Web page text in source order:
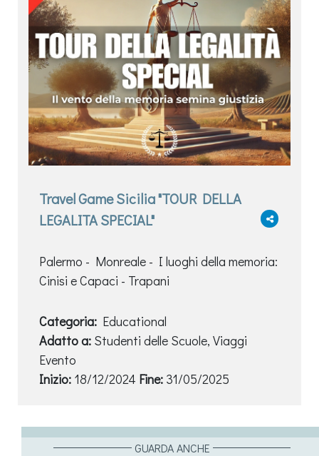
Travel Game Sicilia "TOUR DELLA
LEGALITA SPECIAL"
Palermo - Monreale - I luoghi della memoria:
Cinisi e Capaci - Trapani
Categoria: Educational
Adatto a: Studenti delle Scuole, Viaggi
Evento
Inizio: 18/12/2024 Fine: 31/05/2025
GUARDA ANCHE